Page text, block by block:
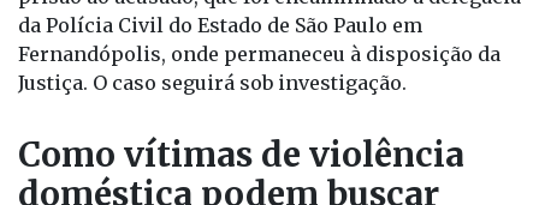
Diante dos relatos e das evidências constatadas
durante a abordagem, os policiais deram voz de
prisão ao acusado, que foi encaminhado à delegacia
da Polícia Civil do Estado de São Paulo em
Justiça. O caso seguirá sob investigação.